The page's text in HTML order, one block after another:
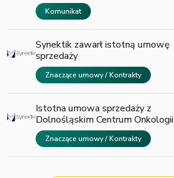
Komunikat
Synektik zawarł istotną umowę
sprzedaży
Znaczące umowy / Kontrakty
Istotna umowa sprzedaży z
Dolnośląskim Centrum Onkologii
Znaczące umowy / Kontrakty